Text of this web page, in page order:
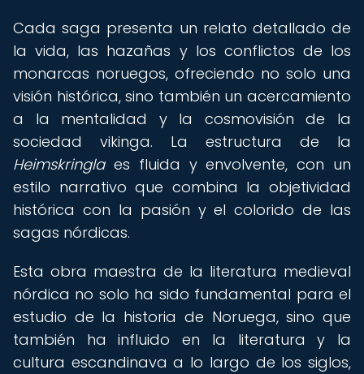
Cada saga presenta un relato detallado de
la vida, las hazañas y los conflictos de los
monarcas noruegos, ofreciendo no solo una
visión histórica, sino también un acercamiento
a la mentalidad y la cosmovisión de la
sociedad vikinga. La estructura de la
Heimskringlaes fluida y envolvente, con un
estilo narrativo que combina la objetividad
histórica con la pasión y el colorido de las
sagas nórdicas.
Esta obra maestra de la literatura medieval
nórdica no solo ha sido fundamental para el
estudio de la historia de Noruega, sino que
también ha influido en la literatura y la
cultura escandinava a lo largo de los siglos,